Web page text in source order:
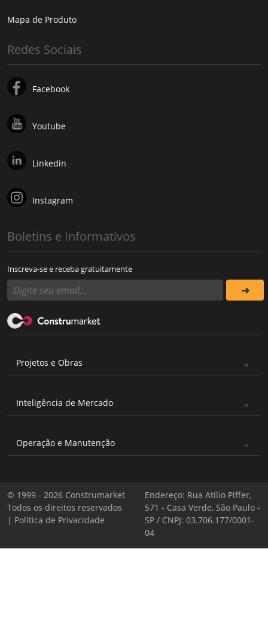
Mapa de Produto
Redes Sociais
Facebook
Youtube
Linkedin
Instagram
Boletins e Informativos
Inscreva-se e receba gratuitamente
Projetos e Obras
Inteligência de Mercado
Operação e Manutenção
© 1999 - 2026 Construmarket
Todos os direitos reservados
| Política de Privacidade
Endereço: Rua Atílio Piffer,
571 - Casa Verde, São Paulo -
SP / CNPJ: 03.706.177/0001-
04